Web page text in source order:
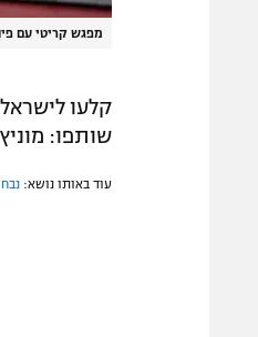
מפגש קריטי עם
שותפו:
עוד באותו נושא: